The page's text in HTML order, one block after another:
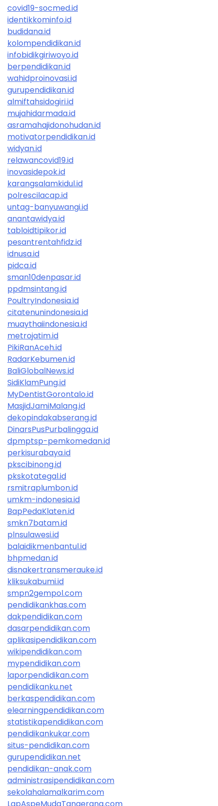
covid19-socmed.id
identikkominfo.id
budidana.id
kolompendidikan.id
infobidikgiriwoyo.id
berpendidikan.id
wahidproinovasi.id
gurupendidikan.id
almiftahsidogiri.id
mujahidarmada.id
asramahajidonohudan.id
motivatorpendidikan.id
widyan.id
relawancovid19.id
inovasidepok.id
karangsalamkidul.id
polrescilacap.id
untag-banyuwangi.id
anantawidya.id
tabloidtipikor.id
pesantrentahfidz.id
idnusa.id
pidca.id
sman10denpasar.id
ppdmsintang.id
PoultryIndonesia.id
citatenunindonesia.id
muaythaiindonesia.id
metrojatim.id
PikiRanAceh.id
RadarKebumen.id
BaliGlobalNews.id
SidiKlamPung.id
MyDentistGorontalo.id
MasjidJamiMalang.id
dekopindakabserang.id
DinarsPusPurbalingga.id
dpmptsp-pemkomedan.id
perkisurabaya.id
pkscibinong.id
pkskotategal.id
rsmitraplumbon.id
umkm-indonesia.id
BapPedaKlaten.id
smkn7batam.id
plnsulawesi.id
balaidikmenbantul.id
bhpmedan.id
disnakertransmerauke.id
kliksukabumi.id
smpn2gempol.com
pendidikankhas.com
dakpendidikan.com
dasarpendidikan.com
aplikasipendidikan.com
wikipendidikan.com
mypendidikan.com
laporpendidikan.com
pendidikanku.net
berkaspendidikan.com
elearningpendidikan.com
statistikapendidikan.com
pendidikankukar.com
situs-pendidikan.com
gurupendidikan.net
pendidikan-anak.com
administrasipendidikan.com
sekolahalamalkarim.com